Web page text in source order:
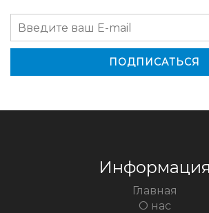
Информация
Главная
О нас